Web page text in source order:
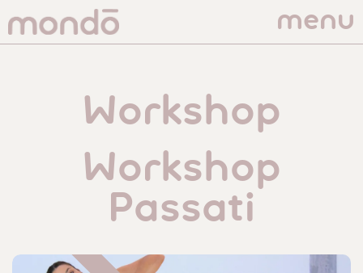
menu
Workshop
Workshop
Passati